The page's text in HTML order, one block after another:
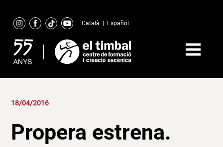
content
Català Español
18/04/2016
Propera estrena.